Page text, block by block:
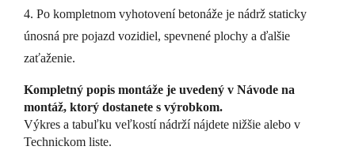
4. Po kompletnom vyhotovení betonáže je nádrž staticky
únosná pre pojazd vozidiel, spevnené plochy a ďalšie
zaťaženie.
Kompletný popis montáže je uvedený v Návode na
montáž, ktorý dostanete s výrobkom.
Výkres a tabuľku veľkostí nádrží nájdete nižšie alebo v
Technickom liste.